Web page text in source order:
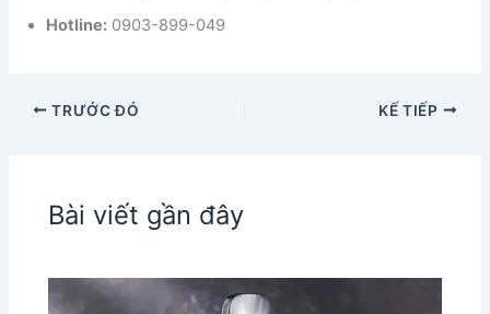
Hotline: 0903-899-049
TRƯỚC ĐÓ KẾ TIẾP
Bài viết gần đây